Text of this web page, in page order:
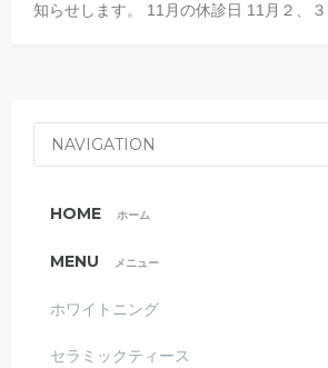
知らせします。 11月の休診日 11月２、
NAVIGATION
HOME ホーム
MENU メニュー
ホワイトニング
セラミックティース